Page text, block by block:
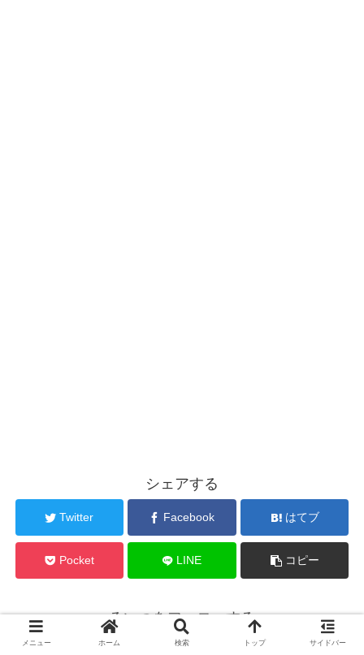
シェアする
Twitter Facebook はてブ
Pocket LINE コピー
るいつをフォローする
メニュー ホーム 検索 トップ サイドバー